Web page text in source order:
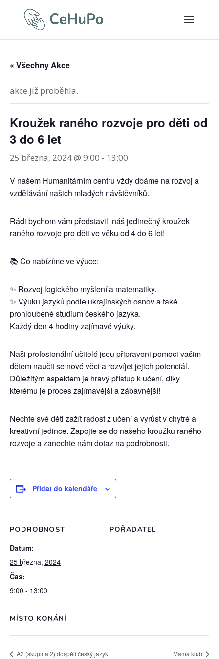
« Všechny Akce
akce již proběhla.
Kroužek raného rozvoje pro děti od
3 do 6 let
25 března, 2024 @ 9:00 - 13:00
V našem Humanitárním centru vždy dbáme na rozvoj a
vzdělávání našich mladých návštěvníků.
Rádi bychom vám představili náš jedinečný kroužek
raného rozvoje pro děti ve věku od 4 do 6 let!
📚 Co nabízíme ve výuce:
✨ Rozvoj logického myšlení a matematiky.
✨ Výuku jazyků podle ukrajinských osnov a také
prohloubené studium českého jazyka.
Každý den 4 hodiny zajímavé výuky.
Naši profesionální učitelé jsou připraveni pomoci vašim
dětem naučit se nové věci a rozvíjet jejich potenciál.
Důležitým aspektem je hravý přístup k učení, díky
kterému je proces zajímavější a zábavnější!
Nechte své děti zažít radost z učení a vyrůst v chytré a
kreativní jedince. Zapojte se do našeho kroužku raného
rozvoje a zanechte nám dotaz na podrobnosti.
Přidat do kalendáře
PODROBNOSTI
Datum:
25 března, 2024
Čas:
9:00 - 13:00
POŘADATEL
MÍSTO KONÁNÍ
A2 (skupina 2) dospělí český jazyk Mama klub